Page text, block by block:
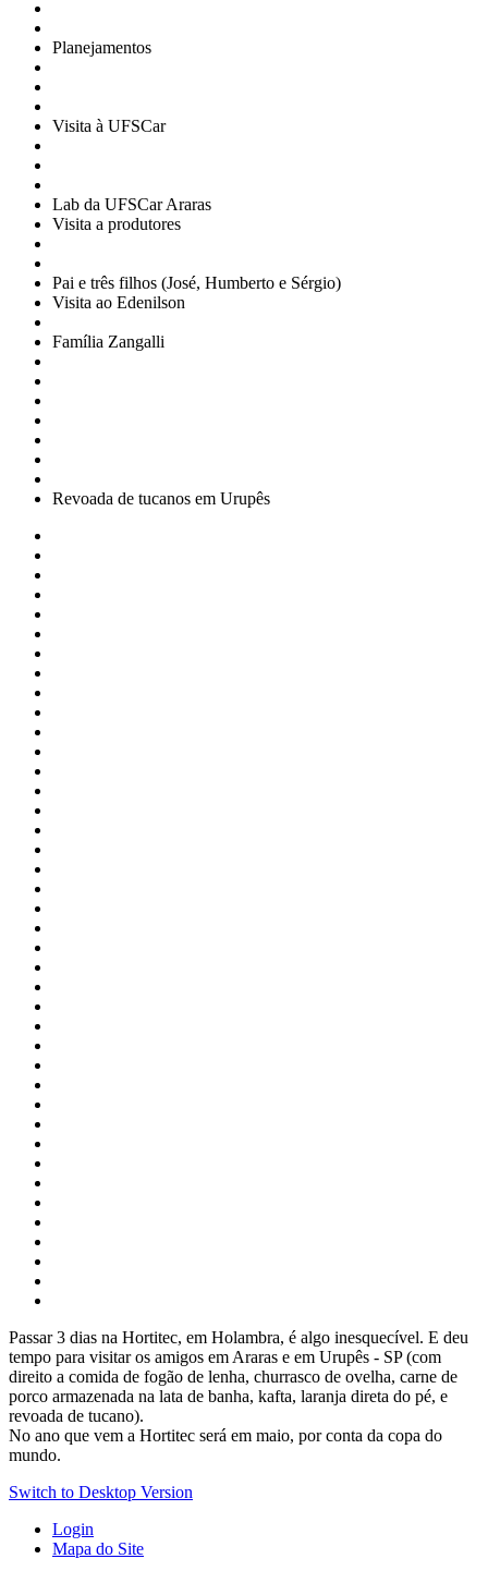
Planejamentos
Visita à UFSCar
Lab da UFSCar Araras
Visita a produtores
Pai e três filhos (José, Humberto e Sérgio)
Visita ao Edenilson
Família Zangalli
Revoada de tucanos em Urupês
Passar 3 dias na Hortitec, em Holambra, é algo inesquecível. E deu
tempo para visitar os amigos em Araras e em Urupês - SP (com
direito a comida de fogão de lenha, churrasco de ovelha, carne de
porco armazenada na lata de banha, kafta, laranja direta do pé, e
revoada de tucano).
No ano que vem a Hortitec será em maio, por conta da copa do
mundo.
Switch to Desktop Version
Login
Mapa do Site